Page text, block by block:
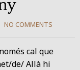
NO COMMENTS
cal que
de/ Allà hi